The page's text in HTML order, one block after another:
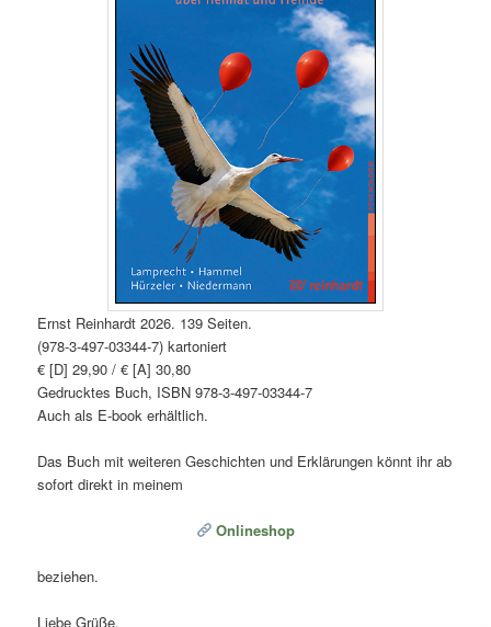
Ernst Reinhardt 2026. 139 Seiten.
(978-3-497-03344-7) kartoniert
€ [D] 29,90 / € [A] 30,80
Gedrucktes Buch, ISBN 978-3-497-03344-7
Auch als E-book erhältlich.
Das Buch mit weiteren Geschichten und Erklärungen könnt ihr ab
sofort direkt in meinem
Onlineshop
beziehen.
Liebe Grüße,